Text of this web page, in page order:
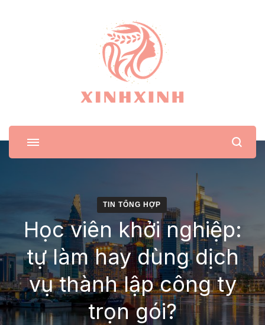
XinhXinh
Trang tin tức cho phái đẹp
TIN TỔNG HỢP
Học viên khởi nghiệp:
tự làm hay dùng dịch
vụ thành lập công ty
trọn gói?